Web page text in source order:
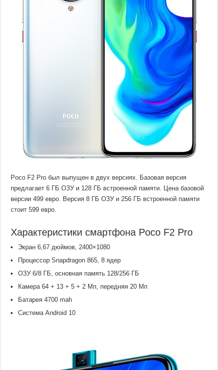
Poco F2 Pro был выпущен в двух версиях. Базовая версия
предлагает 6 ГБ ОЗУ и 128 ГБ встроенной памяти. Цена базовой
версии 499 евро. Версия 8 ГБ ОЗУ и 256 ГБ встроенной памяти
стоит 599 евро.
Характеристики смартфона Poco F2 Pro
Экран 6,67 дюймов, 2400×1080
Процессор Snapdragon 865, 8 ядер
ОЗУ 6/8 ГБ, основная память 128/256 ГБ
Камера 64 + 13 + 5 + 2 Мп, передняя 20 Мп
Батарея 4700 mah
Система Android 10